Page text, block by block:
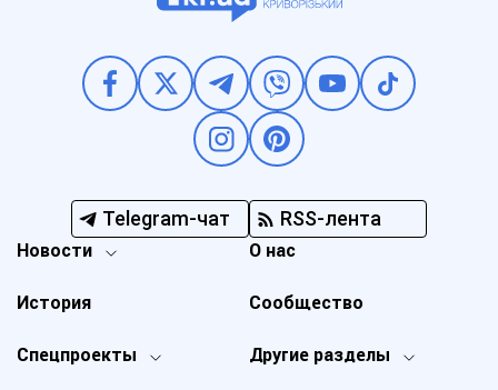
Telegram-чат RSS-лента
Новости
Спецпроекты Другие разделы
История
О нас
Сообщество